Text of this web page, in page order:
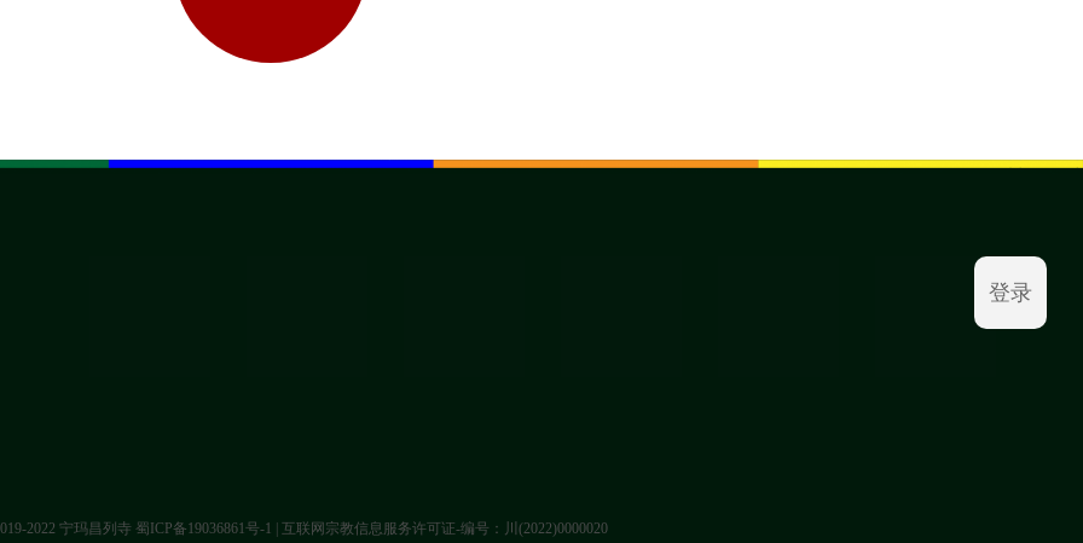
2022 宁玛昌列寺 蜀ICP备19036861号-1 | 互联网宗教信息服务许可证-编号：川(2022)0000020
登录